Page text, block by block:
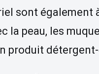
sont également
la peau, les
produit